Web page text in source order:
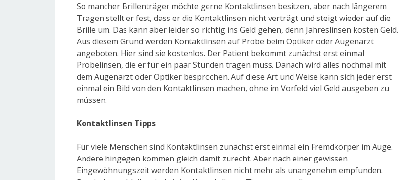
So mancher Brillenträger möchte gerne Kontaktlinsen besitzen, aber nach längerem
Tragen stellt er fest, dass er die Kontaktlinsen nicht verträgt und steigt wieder auf die
Brille um. Das kann aber leider so richtig ins Geld gehen, denn Jahreslinsen kosten Geld.
Aus diesem Grund werden Kontaktlinsen auf Probe beim Optiker oder Augenarzt
angeboten. Hier sind sie kostenlos. Der Patient bekommt zunächst erst einmal
Probelinsen, die er für ein paar Stunden tragen muss. Danach wird alles nochmal mit
dem Augenarzt oder Optiker besprochen. Auf diese Art und Weise kann sich jeder erst
einmal ein Bild von den Kontaktlinsen machen, ohne im Vorfeld viel Geld ausgeben zu
müssen.
Kontaktlinsen Tipps
Für viele Menschen sind Kontaktlinsen zunächst erst einmal ein Fremdkörper im Auge.
Andere hingegen kommen gleich damit zurecht. Aber nach einer gewissen
Eingewöhnungszeit werden Kontaktlinsen nicht mehr als unangenehm empfunden.